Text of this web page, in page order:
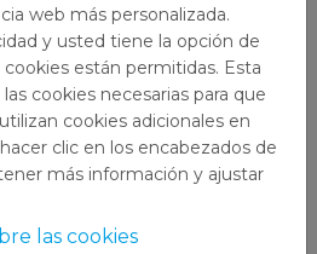
con N.I.F. W0017074F
en la plataforma de
de financiación
depositados en la
a las bases de las
proyectos
web más personalizada.
y usted tiene la opción de
están permitidas. Esta
cookies necesarias para que
cookies adicionales en
clic en los encabezados de
más información y ajustar
las cookies